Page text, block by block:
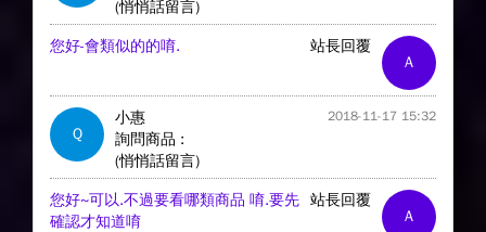
(悄悄話留言)
A
站長回覆
您好-會類似的的唷.
Q
小惠 2018-11-17 15:32
詢問商品 :
(悄悄話留言)
A
站長回覆
您好~可以.不過要看哪類商品 唷.要先
確認才知道唷